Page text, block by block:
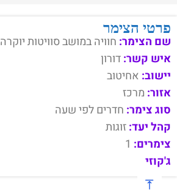
פרטי הצימר
שם הצימר: חוויה במושב סוויטות יוקרה
איש קשר:דורון
יישוב: אחיטוב
אזור: מרכז
סוג צימר: חדרים לפי שעה
קהל יעד:זוגות
צימרים: 1
ג'קוזי